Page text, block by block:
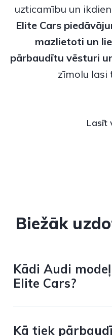
uzticamību un
Elite Cars
mazlietoti un
pārbaudītu vēsturi
zīmolu lasi
Lasīt
Biežāk
Kādi Audi
Elite Cars?
Kā tiek